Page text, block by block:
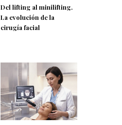
Del lifting al minilifting.
La evolución de la
cirugía facial